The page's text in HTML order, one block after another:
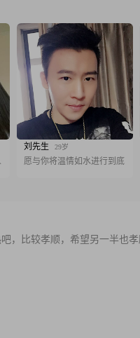
刘先生 29岁
愿与你将温情如水进行到底
，比较孝顺，希望另一半也